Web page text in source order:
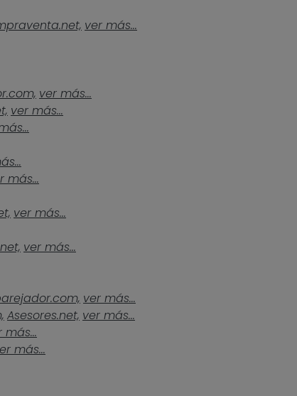
ver más...
ver más...
ver más...
más...
ver más...
ver más...
ver más...
Asesores.net, ver más...
más...
más...